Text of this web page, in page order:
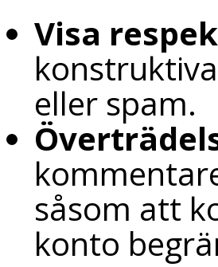
Visa
eller spam.
såsom att
konto